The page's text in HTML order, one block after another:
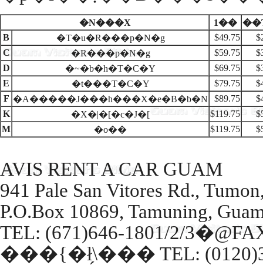
�N���X 1��
B
�T�u�R���p�N�g $49.75
C
�R���p�N�g $59.75
D
�~�b�h�T�C�Y $69.75
E
�t���T�C�Y $79.75
F �A�����J���h���X�e�B�b�N $89.75
K
�X�|�[�c�J�[ $119.75
M
�o�� $119.75
AVIS RENT A CAR GUAM
941 Pale San Vitores Rd.,
P.O.Box 10869, Tamuning,
TEL: (671)646-1801/2/
���{�ł̗\��� TEL: